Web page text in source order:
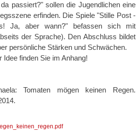
passiert?" sollen die Jugendlichen eine
erfinden. Die Spiele "Stille Post -
Ja, aber wann?" befassen sich mit
der Sprache). Den Abschluss bildet
persönliche Stärken und Schwächen.
Idee finden Sie im Anhang!
Tomaten mögen keinen Regen.